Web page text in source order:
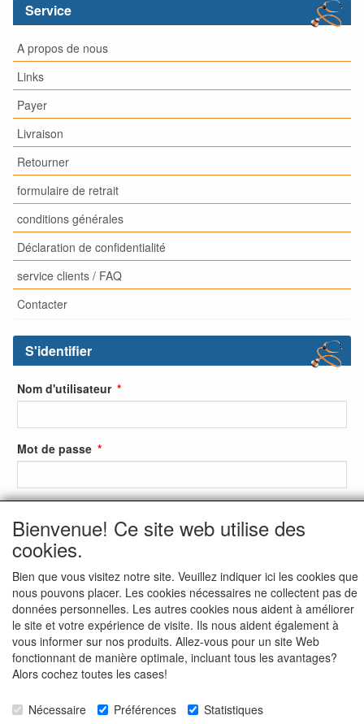
Service
A propos de nous
Links
Payer
Livraison
Retourner
formulaire de retrait
conditions générales
Déclaration de confidentialité
service clients / FAQ
Contacter
S'identifier
Nom d'utilisateur
Mot de passe
S'identifier
S'inscrire
Mot de passe oublié ?
Bienvenue! Ce site web utilise des
cookies.
Bien que vous visitez notre site. Veuillez indiquer ici les cookies que
nous pouvons placer. Les cookies nécessaires ne collectent pas de
données personnelles. Les autres cookies nous aident à améliorer
le site et votre expérience de visite. Ils nous aident également à
vous informer sur nos produits. Allez-vous pour un site Web
fonctionnant de manière optimale, incluant tous les avantages?
Alors cochez toutes les cases!
Nécessaire Préférences Statistiques